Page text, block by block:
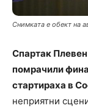
Снимката е обект на
Спартак
помрачили
стартираха в
неприятни